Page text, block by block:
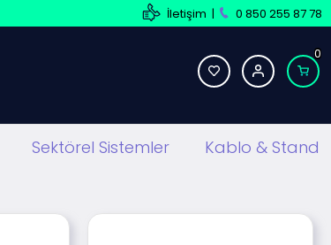
İletişim | 0 850 255 87 78
0
Sektörel Sistemler Kablo & Stand